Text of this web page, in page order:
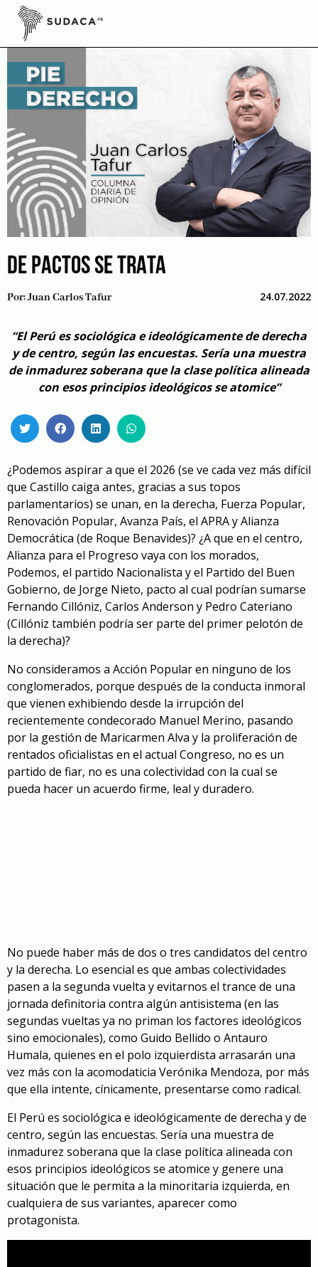
Skip
content
DE PACTOS SE TRATA
Por:Juan Carlos Tafur 24.07.2022
“El Perú es sociológica e ideológicamente de derecha
y de centro, según las encuestas. Sería una muestra
de inmadurez soberana que la clase política alineada
con esos principios ideológicos se atomice”
¿Podemos aspirar a que el 2026 (se ve cada vez más difícil
que Castillo caiga antes, gracias a sus topos
parlamentarios) se unan, en la derecha, Fuerza Popular,
Renovación Popular, Avanza País, el APRA y Alianza
Democrática (de Roque Benavides)? ¿A que en el centro,
Alianza para el Progreso vaya con los morados,
Podemos, el partido Nacionalista y el Partido del Buen
Gobierno, de Jorge Nieto, pacto al cual podrían sumarse
Fernando Cillóniz, Carlos Anderson y Pedro Cateriano
(Cillóniz también podría ser parte del primer pelotón de
la derecha)?
No consideramos a Acción Popular en ninguno de los
conglomerados, porque después de la conducta inmoral
que vienen exhibiendo desde la irrupción del
recientemente condecorado Manuel Merino, pasando
por la gestión de Maricarmen Alva y la proliferación de
rentados oficialistas en el actual Congreso, no es un
partido de fiar, no es una colectividad con la cual se
pueda hacer un acuerdo firme, leal y duradero.
No puede haber más de dos o tres candidatos del centro
y la derecha. Lo esencial es que ambas colectividades
pasen a la segunda vuelta y evitarnos el trance de una
jornada definitoria contra algún antisistema (en las
segundas vueltas ya no priman los factores ideológicos
sino emocionales), como Guido Bellido o Antauro
Humala, quienes en el polo izquierdista arrasarán una
vez más con la acomodaticia Verónika Mendoza, por más
que ella intente, cínicamente, presentarse como radical.
El Perú es sociológica e ideológicamente de derecha y de
centro, según las encuestas. Sería una muestra de
inmadurez soberana que la clase política alineada con
esos principios ideológicos se atomice y genere una
situación que le permita a la minoritaria izquierda, en
cualquiera de sus variantes, aparecer como
protagonista.